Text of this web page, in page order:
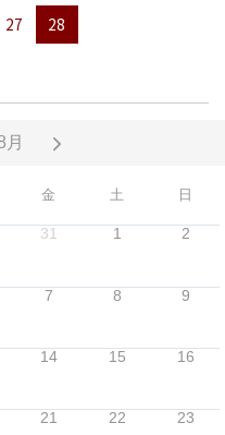
27 28
月
金 土 日
31 1 2
7 8 9
14 15 16
21 22 23